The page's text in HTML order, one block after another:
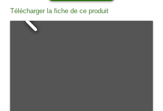
Télécharger la fiche de ce produit